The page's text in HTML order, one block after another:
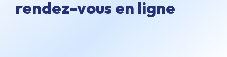
rendez-vous en ligne